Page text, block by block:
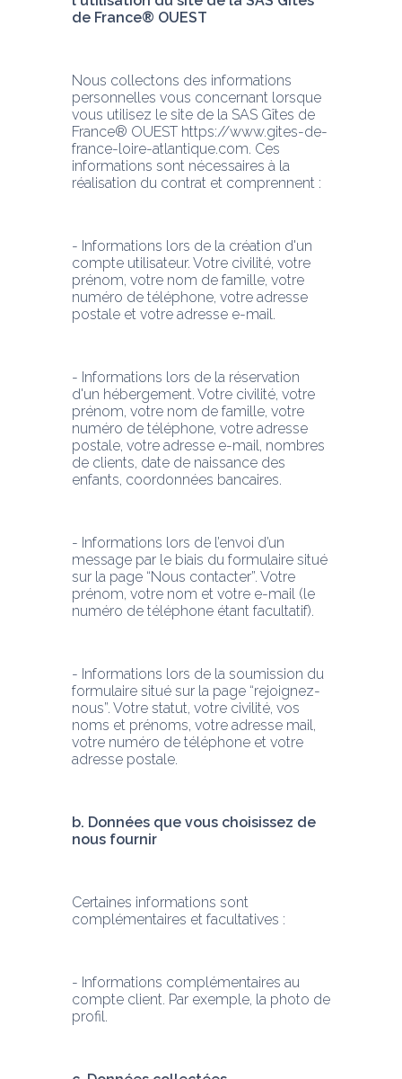
de France® OUEST
Nous collectons des informations
personnelles vous concernant lorsque
vous utilisez le site de la SAS Gîtes de
France® OUEST https://www.gites-de-
france-loire-atlantique.com. Ces
informations sont nécessaires à la
réalisation du contrat et comprennent :
- Informations lors de la création d'un
compte utilisateur. Votre civilité, votre
prénom, votre nom de famille, votre
numéro de téléphone, votre adresse
postale et votre adresse e-mail.
- Informations lors de la réservation
d'un hébergement. Votre civilité, votre
prénom, votre nom de famille, votre
numéro de téléphone, votre adresse
postale, votre adresse e-mail, nombres
de clients, date de naissance des
enfants, coordonnées bancaires.
- Informations lors de l’envoi d’un
message par le biais du formulaire situé
sur la page “Nous contacter”. Votre
prénom, votre nom et votre e-mail (le
numéro de téléphone étant facultatif).
- Informations lors de la soumission du
formulaire situé sur la page “rejoignez-
nous”. Votre statut, votre civilité, vos
noms et prénoms, votre adresse mail,
votre numéro de téléphone et votre
adresse postale.
b. Données que vous choisissez de
nous fournir
Certaines informations sont
complémentaires et facultatives :
- Informations complémentaires au
compte client. Par exemple, la photo de
profil.